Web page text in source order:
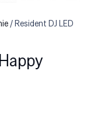
/ Resident DJ LED